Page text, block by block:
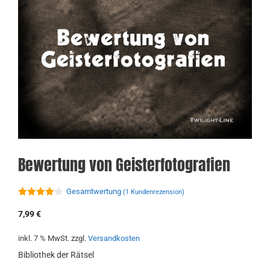
Bewertung von Geisterfotografien
5
Gesamtwertung (1 Kundenrezension)
7,99€
inkl. 7 % MwSt. zzgl. Versandkosten
Bibliothek der Rätsel